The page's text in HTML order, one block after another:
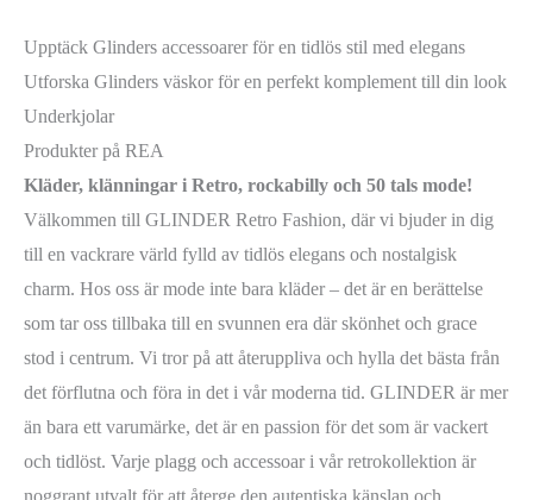
Upptäck Glinders accessoarer för en tidlös stil med elegans
Utforska Glinders väskor för en perfekt komplement till din look
Underkjolar
Produkter på REA
Kläder, klänningar i Retro, rockabilly och 50 tals mode!
Välkommen till GLINDER Retro Fashion, där vi bjuder in dig
till en vackrare värld fylld av tidlös elegans och nostalgisk
charm. Hos oss är mode inte bara kläder – det är en berättelse
som tar oss tillbaka till en svunnen era där skönhet och grace
stod i centrum. Vi tror på att återuppliva och hylla det bästa från
det förflutna och föra in det i vår moderna tid. GLINDER är mer
än bara ett varumärke, det är en passion för det som är vackert
och tidlöst. Varje plagg och accessoar i vår retrokollektion är
noggrant utvalt för att återge den autentiska känslan och